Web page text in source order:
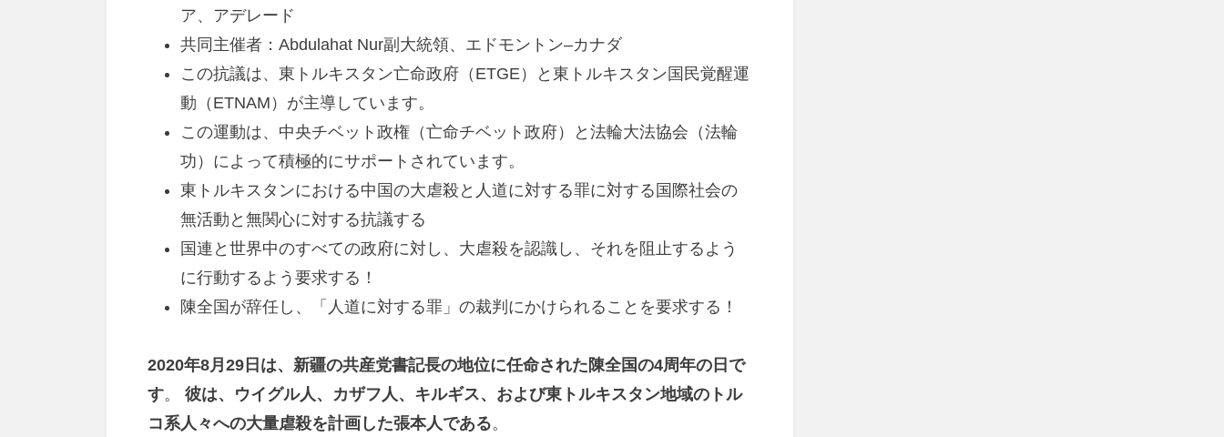
ア、アデレード
共同主催者：Abdulahat Nur副大統領、エドモントン–カナダ
この抗議は、東トルキスタン亡命政府（ETGE）と東トルキスタン国民覚醒運
動（ETNAM）が主導しています。
この運動は、中央チベット政権（亡命チベット政府）と法輪大法協会（法輪
功）によって積極的にサポートされています。
東トルキスタンにおける中国の大虐殺と人道に対する罪に対する国際社会の
無活動と無関心に対する抗議する
国連と世界中のすべての政府に対し、大虐殺を認識し、それを阻止するよう
に行動するよう要求する！
陳全国が辞任し、「人道に対する罪」の裁判にかけられることを要求する！
2020年8月29日は、新疆の共産党書記長の地位に任命された陳全国の4周年の日で
す。 彼は、ウイグル人、カザフ人、キルギス、および東トルキスタン地域のトル
コ系人々への大量虐殺を計画した張本人である。